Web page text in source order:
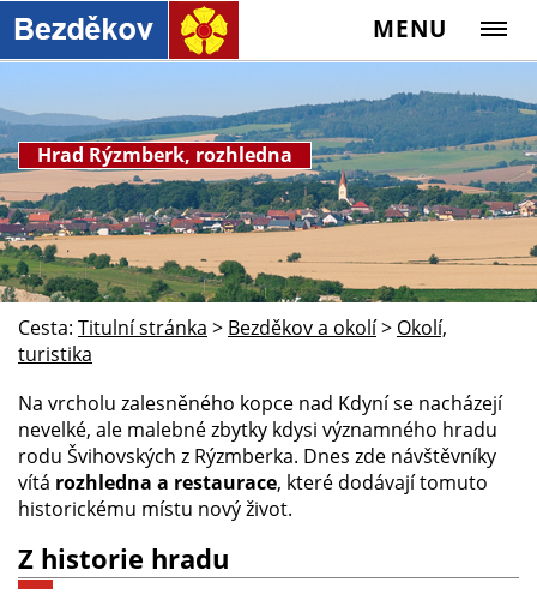
MENU
Hrad Rýzmberk, rozhledna
Cesta: Titulní stránka > Bezděkov a okolí> Okolí,
turistika
Na vrcholu zalesněného kopce nad Kdyní se nacházejí
nevelké, ale malebné zbytky kdysi významného hradu
rodu Švihovských z Rýzmberka. Dnes zde návštěvníky
vítá rozhledna a restaurace, které dodávají tomuto
historickému místu nový život.
Z historie hradu